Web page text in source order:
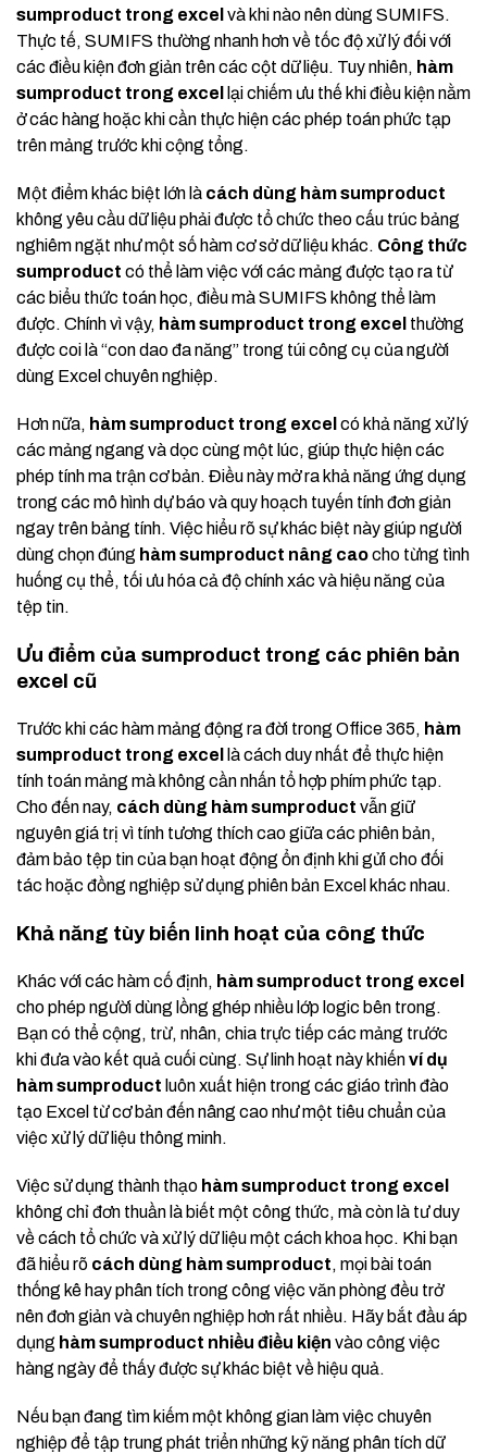
sumproduct trong excel và khi nào nên dùng SUMIFS.
Thực tế, SUMIFS thường nhanh hơn về tốc độ xử lý đối với
các điều kiện đơn giản trên các cột dữ liệu. Tuy nhiên, hàm
sumproduct trong excel
lại chiếm ưu thế khi điều kiện nằm
ở các hàng hoặc khi cần thực hiện các phép toán phức tạp
trên mảng trước khi cộng tổng.
Một điểm khác biệt lớn là cách dùng hàm sumproduct
không yêu cầu dữ liệu phải được tổ chức theo cấu trúc bảng
nghiêm ngặt như một số hàm cơ sở dữ liệu khác. Công thức
sumproduct có thể làm việc với các mảng được tạo ra từ
các biểu thức toán học, điều mà SUMIFS không thể làm
được. Chính vì vậy, hàm sumproduct trong excel thường
được coi là “con dao đa năng” trong túi công cụ của người
dùng Excel chuyên nghiệp.
Hơn nữa, hàm sumproduct trong excel có khả năng xử lý
các mảng ngang và dọc cùng một lúc, giúp thực hiện các
phép tính ma trận cơ bản. Điều này mở ra khả năng ứng dụng
trong các mô hình dự báo và quy hoạch tuyến tính đơn giản
ngay trên bảng tính. Việc hiểu rõ sự khác biệt này giúp người
dùng chọn đúng hàm sumproduct nâng caocho từng tình
huống cụ thể, tối ưu hóa cả độ chính xác và hiệu năng của
tệp tin.
Ưu điểm của sumproduct trong các phiên bản
excel cũ
Trước khi các hàm mảng động ra đời trong Office 365, hàm
sumproduct trong excel
là cách duy nhất để thực hiện
tính toán mảng mà không cần nhấn tổ hợp phím phức tạp.
Cho đến nay, cách dùng hàm sumproduct vẫn giữ
nguyên giá trị vì tính tương thích cao giữa các phiên bản,
đảm bảo tệp tin của bạn hoạt động ổn định khi gửi cho đối
tác hoặc đồng nghiệp sử dụng phiên bản Excel khác nhau.
Khả năng tùy biến linh hoạt của công thức
Khác với các hàm cố định, hàm sumproduct trong excel
cho phép người dùng lồng ghép nhiều lớp logic bên trong.
Bạn có thể cộng, trừ, nhân, chia trực tiếp các mảng trước
khi đưa vào kết quả cuối cùng. Sự linh hoạt này khiếnví dụ
hàm sumproduct luôn xuất hiện trong các giáo trình đào
tạo Excel từ cơ bản đến nâng cao như một tiêu chuẩn của
việc xử lý dữ liệu thông minh.
Việc sử dụng thành thạo hàm sumproduct trong excel
không chỉ đơn thuần là biết một công thức, mà còn là tư duy
về cách tổ chức và xử lý dữ liệu một cách khoa học. Khi bạn
đã hiểu rõ cách dùng hàm sumproduct, mọi bài toán
thống kê hay phân tích trong công việc văn phòng đều trở
nên đơn giản và chuyên nghiệp hơn rất nhiều. Hãy bắt đầu áp
dụng hàm sumproduct nhiều điều kiện vào công việc
hàng ngày để thấy được sự khác biệt về hiệu quả.
Nếu bạn đang tìm kiếm một không gian làm việc chuyên
nghiệp để tập trung phát triển những kỹ năng phân tích dữ